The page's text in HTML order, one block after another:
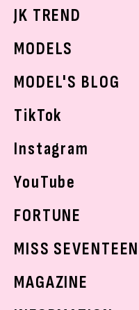
ボディケア
K-POP
モデルの購入品
JK TREND
MODELS
MODEL'S BLOG
TikTok
Instagram
YouTube
FORTUNE
MISS SEVENTEEN
MAGAZINE